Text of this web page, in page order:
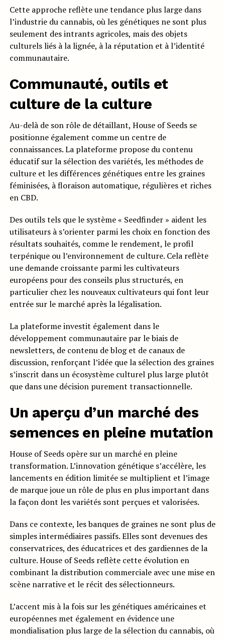
Cette approche reflète une tendance plus large dans
l’industrie du cannabis, où les génétiques ne sont plus
seulement des intrants agricoles, mais des objets
culturels liés à la lignée, à la réputation et à l’identité
communautaire.
Communauté, outils et
culture de la culture
Au-delà de son rôle de détaillant, House of Seeds se
positionne également comme un centre de
connaissances. La plateforme propose du contenu
éducatif sur la sélection des variétés, les méthodes de
culture et les différences génétiques entre les graines
féminisées, à floraison automatique, régulières et riches
en CBD.
Des outils tels que le système « Seedfinder » aident les
utilisateurs à s’orienter parmi les choix en fonction des
résultats souhaités, comme le rendement, le profil
terpénique ou l’environnement de culture. Cela reflète
une demande croissante parmi les cultivateurs
européens pour des conseils plus structurés, en
particulier chez les nouveaux cultivateurs qui font leur
entrée sur le marché après la légalisation.
La plateforme investit également dans le
développement communautaire par le biais de
newsletters, de contenu de blog et de canaux de
discussion, renforçant l’idée que la sélection des graines
s’inscrit dans un écosystème culturel plus large plutôt
que dans une décision purement transactionnelle.
Un aperçu d’un marché des
semences en pleine mutation
House of Seeds opère sur un marché en pleine
transformation. L’innovation génétique s’accélère, les
lancements en édition limitée se multiplient et l’image
de marque joue un rôle de plus en plus important dans
la façon dont les variétés sont perçues et valorisées.
Dans ce contexte, les banques de graines ne sont plus de
simples intermédiaires passifs. Elles sont devenues des
conservatrices, des éducatrices et des gardiennes de la
culture. House of Seeds reflète cette évolution en
combinant la distribution commerciale avec une mise en
scène narrative et le récit des sélectionneurs.
L’accent mis à la fois sur les génétiques américaines et
européennes met également en évidence une
mondialisation plus large de la sélection du cannabis, où